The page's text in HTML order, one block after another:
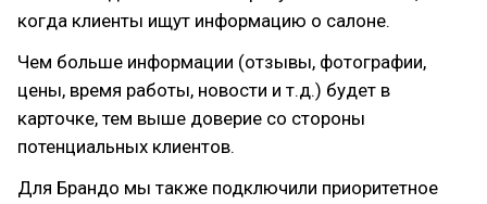
когда клиенты ищут информацию о салоне.
Чем больше информации (отзывы, фотографии,
цены, время работы, новости и т.д.) будет в
карточке, тем выше доверие со стороны
потенциальных клиентов.
Для Брандо мы также подключили приоритетное